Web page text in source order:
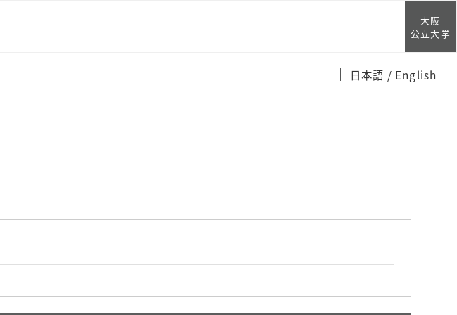
大阪
公立大学
日本語 / English